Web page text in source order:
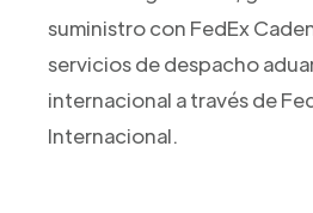
suministro con FedEx
servicios de despacho
internacional a través de
Internacional.